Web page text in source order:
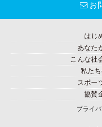
お
はじ
あなた
こんな社
私た
スポー
協賛
プライ